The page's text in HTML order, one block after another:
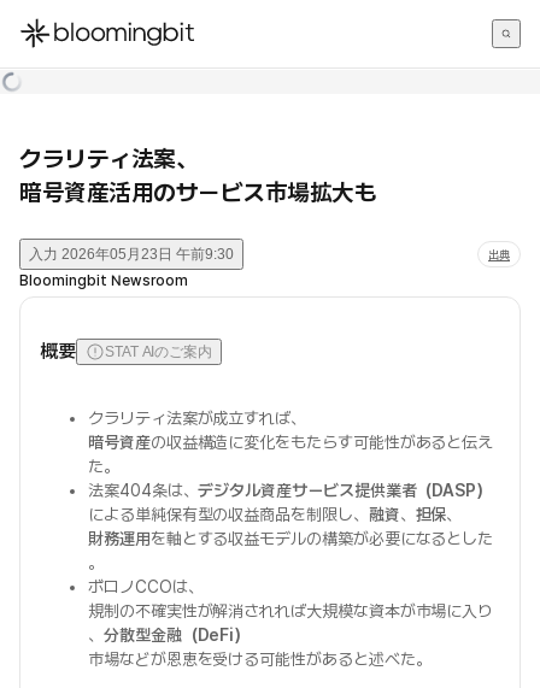
한국어
クラリティ法案、
暗号資産活用のサービス市場拡大も
入力 2026年05月23日 午前9:30 出典
Bloomingbit Newsroom
概要 STAT AIのご案内
クラリティ法案が成立すれば、
暗号資産の収益構造に変化をもたらす可能性があると伝え
た。
法案404条は、デジタル資産サービス提供業者（DASP）
による単純保有型の収益商品を制限し、 融資、 担保、
財務運用を軸とする収益モデルの構築が必要になるとした
。
ボロノCCOは、
規制の不確実性が解消されれば大規模な資本が市場に入り
、 分散型金融（DeFi）
市場などが恩恵を受ける可能性があると述べた。